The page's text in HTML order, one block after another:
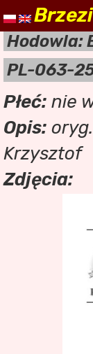
Hodowla:
PL-063-
Płeć: nie
Opis:
Krzysztof
Zdjęcia: